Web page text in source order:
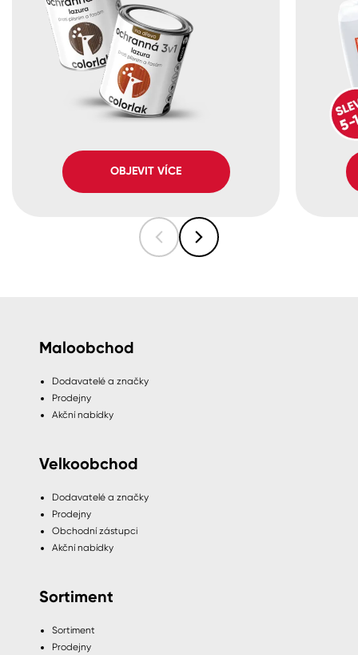
OBJEVIT VÍCE
Maloobchod
Dodavatelé a značky
Prodejny
Akční nabídky
Velkoobchod
Dodavatelé a značky
Prodejny
Obchodní zástupci
Akční nabídky
Sortiment
Sortiment
Prodejny